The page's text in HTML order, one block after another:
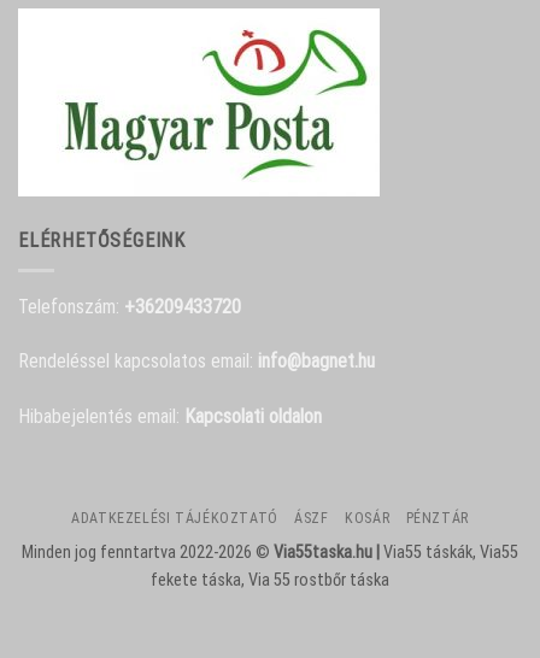
ELÉRHETŐSÉGEINK
Telefonszám: +36209433720
Rendeléssel kapcsolatos email: info@bagnet.hu
Hibabejelentés email: Kapcsolati oldalon
ADATKEZELÉSI TÁJÉKOZTATÓ ÁSZF KOSÁR PÉNZTÁR
Minden jog fenntartva 2022-2026 © Via55taska.hu | Via55 táskák, Via55
fekete táska, Via 55 rostbőr táska